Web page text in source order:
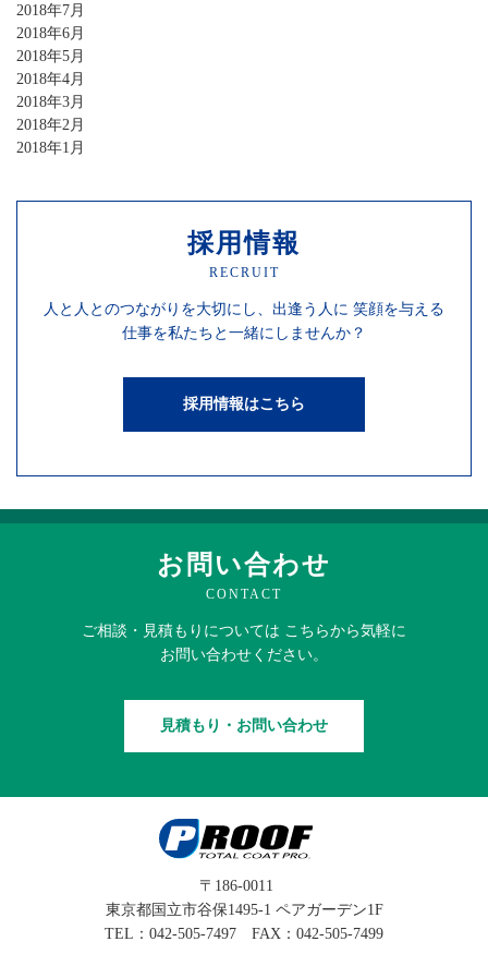
2018年7月
2018年6月
2018年5月
2018年4月
2018年3月
2018年2月
2018年1月
採用情報
RECRUIT
人と人とのつながりを大切にし、 出逢う人に 笑顔を与える
仕事を私たちと一緒にしませんか？
採用情報はこちら
お問い合わせ
CONTACT
ご相談・見積もりについては こちらから気軽に
お問い合わせください。
見積もり・お問い合わせ
〒186-0011
東京都国立市谷保1495-1 ペアガーデン1F
TEL： 042-505-7497 FAX：042-505-7499